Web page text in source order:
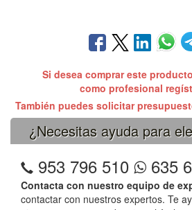
Si desea comprar este
como profesional
También puedes solicitar
¿Necesitas ayuda para
953 796 510 635
Contacta con nuestro equipo de
contactar con nuestros expertos. Te